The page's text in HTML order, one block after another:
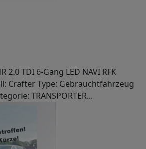
2.0 TDI 6-Gang LED NAVI RFK
Crafter Type: Gebrauchtfahrzeug
TRANSPORTER...